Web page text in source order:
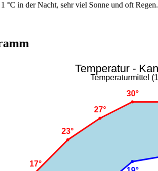
°C in der Nacht, sehr viel Sonne und oft Regen.